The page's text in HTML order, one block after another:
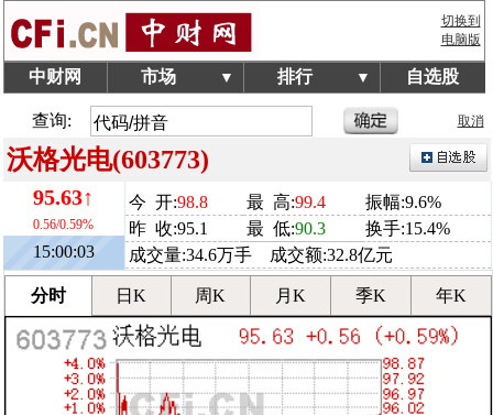
切换到
电脑版
中财网 市场 ▼ 排行 ▼ 自选股
查询: 取消
沃格光电(603773)
95.63↑
0.56/0.59%
15:00:03
今 开:98.8 最 高:99.4
振幅:9.6%
昨 收:95.1
最 低:90.3
换手:15.4%
成交量:34.6万手 成交额:32.8亿元
分时 日K 周K 月K 季K 年K